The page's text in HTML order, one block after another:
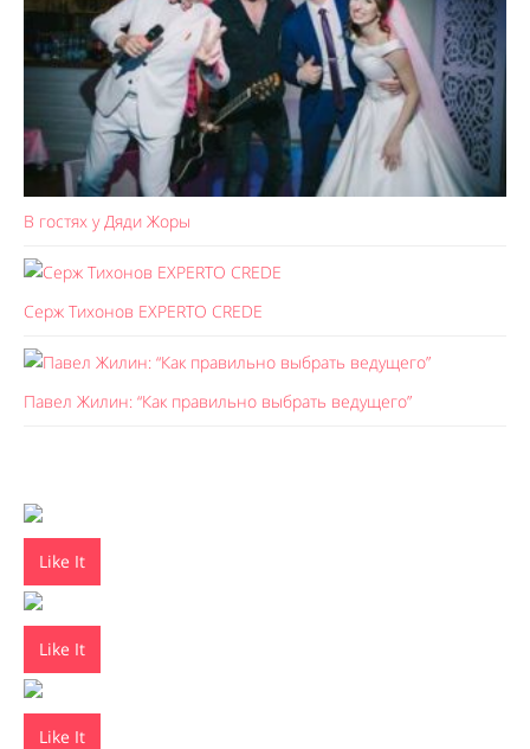
В гостях у Дяди Жоры
Серж Тихонов EXPERTO CREDE
Павел Жилин: “Как правильно выбрать ведущего”
Like It
Like It
Like It